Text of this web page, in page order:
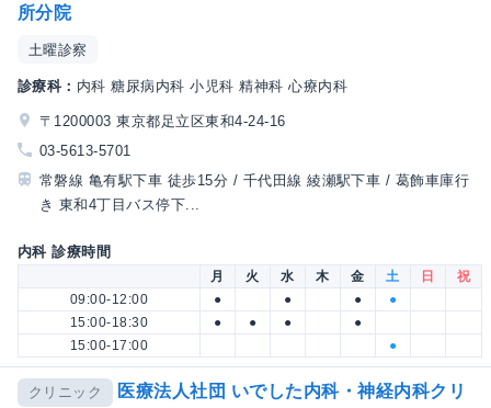
所分院
土曜診察
診療科： 内科 糖尿病内科 小児科 精神科 心療内科
〒1200003 東京都足立区東和4-24-16
03-5613-5701
常磐線 亀有駅下車 徒歩15分 / 千代田線 綾瀬駅下車 / 葛飾車庫行
き 東和4丁目バス停下...
内科 診療時間
月 火 水 木 金 土 日
祝
09:00-12:00
● ● ●
●
15:00-18:30
● ● ●
●
15:00-17:00
●
クリニック
医療法人社団 いでした内科・神経内科クリ